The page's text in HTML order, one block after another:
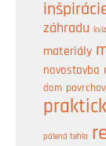
záhradu
kvíz
materiály
novostavba
dom
pálená tehla